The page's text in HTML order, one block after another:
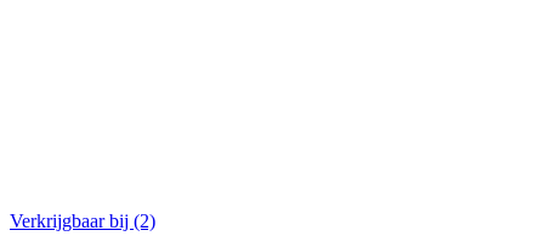
Verkrijgbaar bij (2)